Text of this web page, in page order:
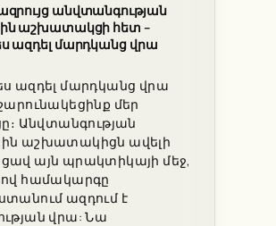
անվտանգության
աշխատակցի հետ –
ազդել մարդկանց վրա
ազդել մարդկանց վրա
մեր
Անվտանգության
աշխատակիցն ավելի
այն պրակտիկայի մեջ,
համակարգը
ազդում է
վրա: Նա